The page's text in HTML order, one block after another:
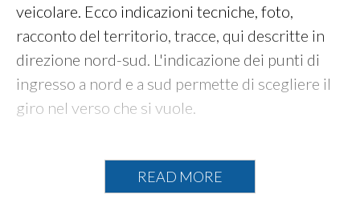
veicolare. Ecco indicazioni tecniche, foto,
racconto del territorio, tracce, qui descritte in
direzione nord-sud. L'indicazione dei punti di
ingresso a nord e a sud permette di scegliere il
giro nel verso che si vuole.
INFO TECNICHE
INGRESSO A NORD: Foce del fiume Sangro
READ MORE